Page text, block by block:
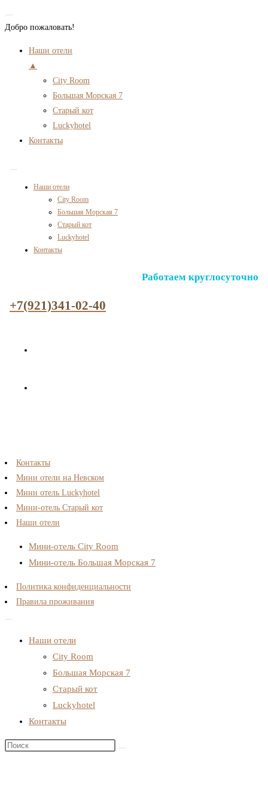
Добро пожаловать!
Наши отели
▲
City Room
Большая Морская 7
Старый кот
Luckyhotel
Контакты
содержимому
Наши отели
City Room
Большая Морская 7
Старый кот
Luckyhotel
Контакты
Работаем круглосуточно
+7(921)341-02-40
Контакты
Мини отели на Невском
Мини отель Luckyhotel
Мини-отель Старый кот
Наши отели
Мини-отель City Room
Мини-отель Большая Морская 7
Политика конфиденциальности
Правила проживания
Наши отели
City Room
Большая Морская 7
Старый кот
Luckyhotel
Контакты